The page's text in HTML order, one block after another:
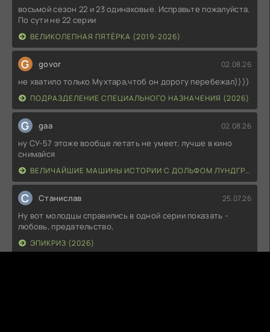
восьмой сезон 22 и 23 одинаковые. Исправьте пожалуйста.
По сути не 22 серии
ВЕЛИКОЛЕПНАЯ ПЯТЁРКА (2019-2026)
G govor 02.08.26
не хватило только Мухтара,чтоб он дорогу перебежал))))
ПОДРАЗДЕЛЕНИЕ СПЕЦИАЛЬНОГО НАЗНАЧЕНИЯ (2026)
G gaa 02.08.26
ну СУ-57 этоже вообще летать не умеет, лучше в кино
снимайся
ВЕЛИЧАЙШИЕ МАШИНЫ ИСТОРИИ С ДОЛЬФОМ ЛУНДГРЕНОМ (2026)
С Станислав 25.07.26
Ну вот молодцы справились в одной серии показать -
любовь, предательство,
ЭПИКРИЗ (2026)